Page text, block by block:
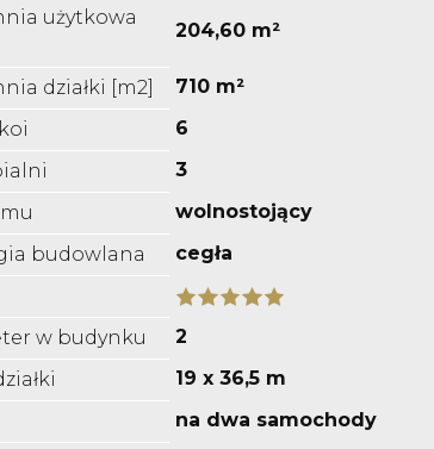
użytkowa
204,60 m²
działki [m2]
710 m²
6
3
wolnostojący
budowlana
cegła
w budynku
2
19 x 36,5 m
na dwa samochody